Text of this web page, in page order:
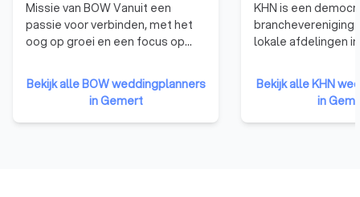
vinden van de ideale weddingplanner in Gemert, zodat jij je
kunt concentreren op het vieren van de liefde op de meest
magische dag van je leven. Vraag nu gratis en vrijblijvend
moment.
Missie van BOW Vanuit een
passie voor verbinden, met het
oog op groei en een focus op
samenbrengen door middel van
het organiseren van
evenementen, het hosten van
een platform en verlenen van
Bekijk alle BOW weddingplanners
in Gemert
KHN is een
branchevereniging
lokale afdelingen
vertegenwoordigt
aangesloten bij
KHN-afdelingen.
Bekijk alle KHN
in